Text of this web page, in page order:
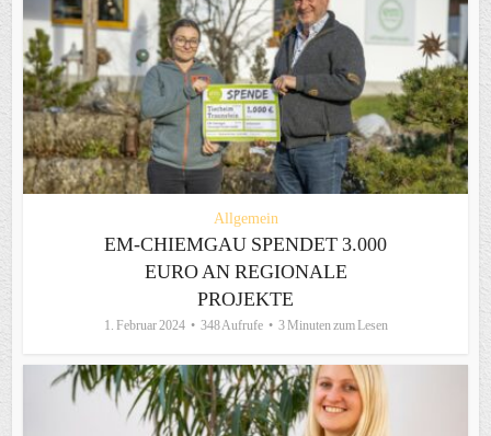
Allgemein
EM-CHIEMGAU SPENDET 3.000
EURO AN REGIONALE
PROJEKTE
1. Februar 2024 348 Aufrufe 3 Minuten zum Lesen